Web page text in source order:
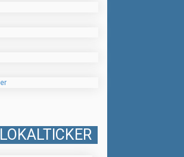
LOKALTICKER